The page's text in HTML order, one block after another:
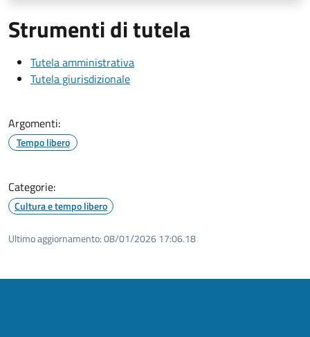
Strumenti di tutela
Tutela amministrativa
Tutela giurisdizionale
Argomenti:
Tempo libero
Categorie:
Cultura e tempo libero
Ultimo aggiornamento:08/01/2026 17:06.18